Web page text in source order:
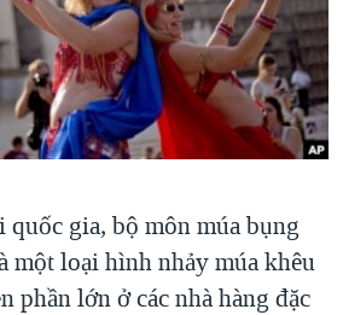
2024
TẠI DẢI GAZA
CON ĐƯỜNG
NGƯỜI HẠ 'BÊN THẮNG CUỘC'
VÀ NAY
AFGHANISTAN
gia, bộ môn múa bụng
một loại hình nhảy múa khêu
phần lớn ở các nhà hàng đặc